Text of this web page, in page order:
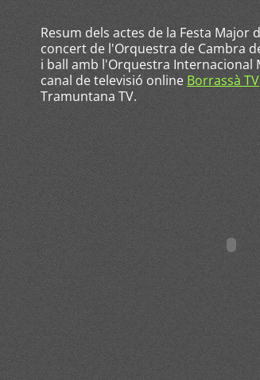
Resum dels actes de la Festa Major
concert de l'Orquestra de Cambra
i ball amb l'Orquestra Internacional
canal de televisió online Borrassà TV
Tramuntana TV.